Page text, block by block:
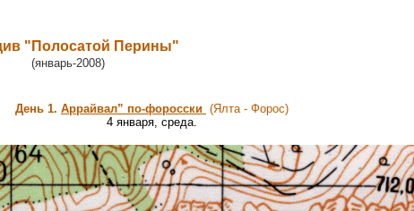
"Полосатой Перины"
(январь-2008)
День 1. Aррайвал” по-форосски (Ялта - Форос)
4 января, среда.